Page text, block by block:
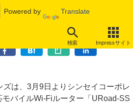
Powered by Translate
検索 Impressサイト
「URoad-SS10」、UQなどで発売
は、3月9日よりシンセイコーポレ
バイルWi-Fiルーター「URoad-SS